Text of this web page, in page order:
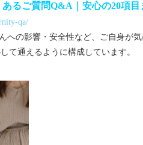
あるご質問Q&A｜安心の20項目
qa/
への影響・安全性など、ご自身が
て通えるように構成しています。